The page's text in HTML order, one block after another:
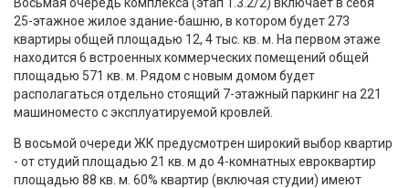
25-этажное жилое здание-башню, в котором будет 273
квартиры общей площадью 12, 4 тыс. кв. м. На первом этаже
находится 6 встроенных коммерческих помещений общей
площадью 571 кв. м. Рядом с новым домом будет
располагаться отдельно стоящий 7-этажный паркинг на 221
машиноместо с эксплуатируемой кровлей.
В восьмой очереди ЖК предусмотрен широкий выбор квартир
- от студий площадью 21 кв. м до 4-комнатных евроквартир
площадью 88 кв. м. 60% квартир (включая студии) имеют